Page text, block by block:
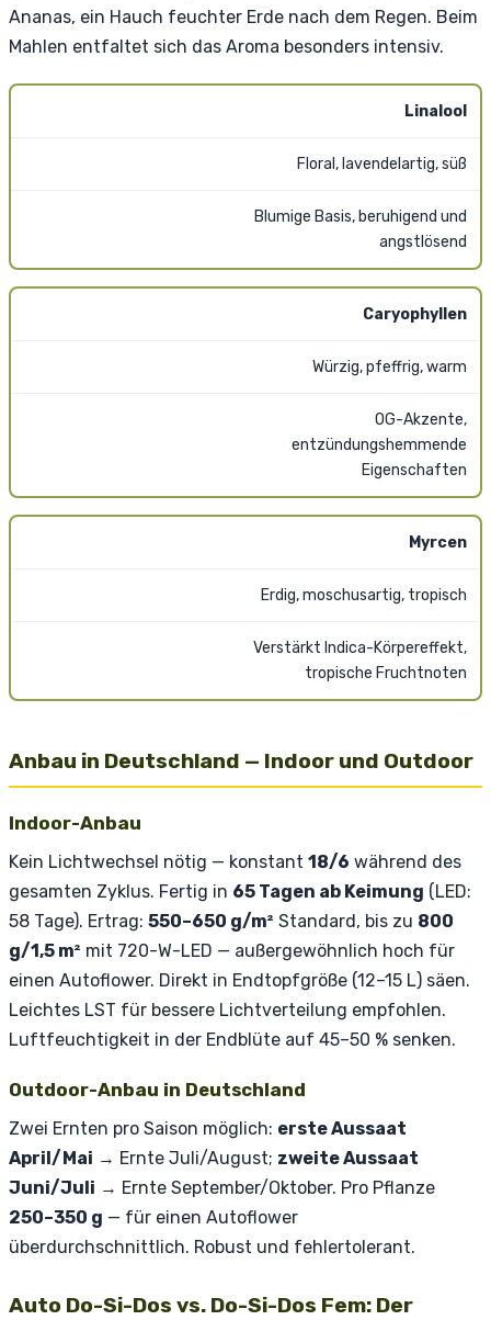
Ananas, ein Hauch feuchter Erde nach dem Regen. Beim
Mahlen entfaltet sich das Aroma besonders intensiv.
Linalool
Floral, lavendelartig, süß
Blumige Basis, beruhigend und
angstlösend
Caryophyllen
Würzig, pfeffrig, warm
OG-Akzente,
entzündungshemmende
Eigenschaften
Myrcen
Erdig, moschusartig, tropisch
Verstärkt Indica-Körpereffekt,
tropische Fruchtnoten
Anbau in Deutschland — Indoor und Outdoor
Indoor-Anbau
Kein Lichtwechsel nötig — konstant 18/6 während des
gesamten Zyklus. Fertig in 65 Tagen ab Keimung (LED:
58 Tage). Ertrag: 550–650 g/m² Standard, bis zu 800
g/1,5 m² mit 720-W-LED — außergewöhnlich hoch für
einen Autoflower. Direkt in Endtopfgröße (12–15 L) säen.
Leichtes LST für bessere Lichtverteilung empfohlen.
Luftfeuchtigkeit in der Endblüte auf 45–50 % senken.
Outdoor-Anbau in Deutschland
Zwei Ernten pro Saison möglich: erste Aussaat
April/Mai → Ernte Juli/August; zweite Aussaat
Juni/Juli → Ernte September/Oktober. Pro Pflanze
250–350 g — für einen Autoflower
überdurchschnittlich. Robust und fehlertolerant.
Auto Do-Si-Dos vs. Do-Si-Dos Fem: Der